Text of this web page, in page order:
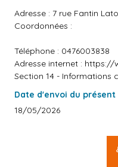
Adresse : 7 rue Fantin
Coordonnées :
Téléphone : 0476003838
Adresse internet : https://
Section 14 - Informations
Date d'envoi du
18/05/2026